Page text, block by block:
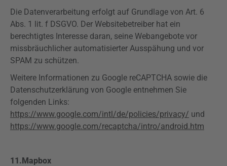
Die Datenverarbeitung erfolgt auf Grundlage von Art. 6
Abs. 1 lit. f DSGVO. Der Websitebetreiber hat ein
berechtigtes Interesse daran, seine Webangebote vor
missbräuchlicher automatisierter Ausspähung und vor
SPAM zu schützen.
Weitere Informationen zu Google reCAPTCHA sowie die
Datenschutzerklärung von Google entnehmen Sie
folgenden Links:
https://www.google.com/intl/de/policies/privacy/ und
https://www.google.com/recaptcha/intro/android.htm
11.Mapbox